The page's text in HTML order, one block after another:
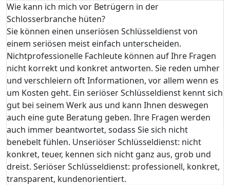
Wie kann ich mich vor Betrügern in der
Schlosserbranche hüten?
Sie können einen unseriösen Schlüsseldienst von
einem seriösen meist einfach unterscheiden.
Nichtprofessionelle Fachleute können auf Ihre Fragen
nicht korrekt und konkret antworten. Sie reden umher
und verschleiern oft Informationen, vor allem wenn es
um Kosten geht. Ein seriöser Schlüsseldienst kennt sich
gut bei seinem Werk aus und kann Ihnen deswegen
auch eine gute Beratung geben. Ihre Fragen werden
auch immer beantwortet, sodass Sie sich nicht
benebelt fühlen. Unseriöser Schlüsseldienst: nicht
konkret, teuer, kennen sich nicht ganz aus, grob und
dreist. Seriöser Schlüsseldienst: professionell, konkret,
transparent, kundenorientiert.